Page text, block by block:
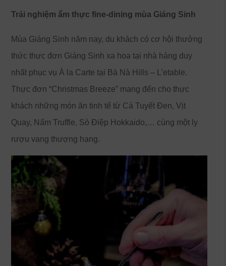
Trải nghiệm ẩm thực fine-dining mùa Giáng Sinh
Mùa Giáng Sinh năm nay, du khách có cơ hội thưởng
thức thực đơn Giáng Sinh xa hoa tại nhà hàng duy
nhất phục vụ À la Carte tại Bà Nà Hills – L’etable.
Thực đơn “Christmas Breeze” mang đến cho thực
khách những món ăn tinh tế từ Cá Tuyết Đen, Vịt
Quay, Nấm Truffle, Sò Điệp Hokkaido,… cùng một ly
rượu vang thượng hạng.